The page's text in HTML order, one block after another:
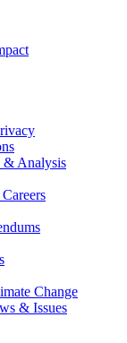
& Analysis
Change
& Issues